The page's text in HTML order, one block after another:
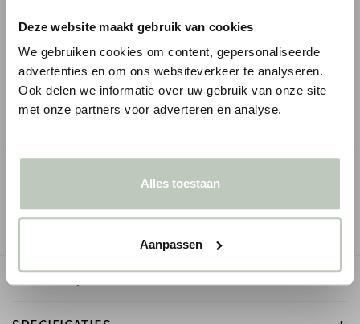
Deze website maakt gebruik van cookies
We gebruiken cookies om content, gepersonaliseerde
advertenties en om ons websiteverkeer te analyseren.
Ook delen we informatie over uw gebruik van onze site
met onze partners voor adverteren en analyse.
Alles toestaan
Aanpassen
PAINT & PAPER LIBRARY ARCHITECTS'
GLOSS - 0,75 LITER
€ 64,00
PAINT & PAPER
EGGSHELL - 0,75
€ 60,00
OMSCHRIJVING